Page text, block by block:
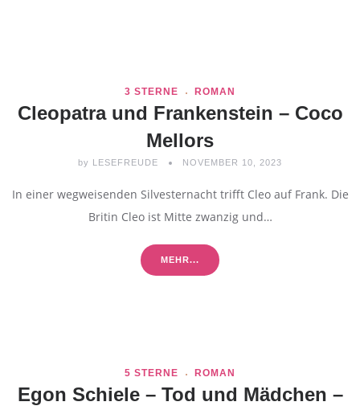
3 STERNE ROMAN
Cleopatra und Frankenstein – Coco
Mellors
by LESEFREUDE NOVEMBER 10, 2023
In einer wegweisenden Silvesternacht trifft Cleo auf Frank. Die
Britin Cleo ist Mitte zwanzig und…
MEHR...
5 STERNE ROMAN
Egon Schiele – Tod und Mädchen –